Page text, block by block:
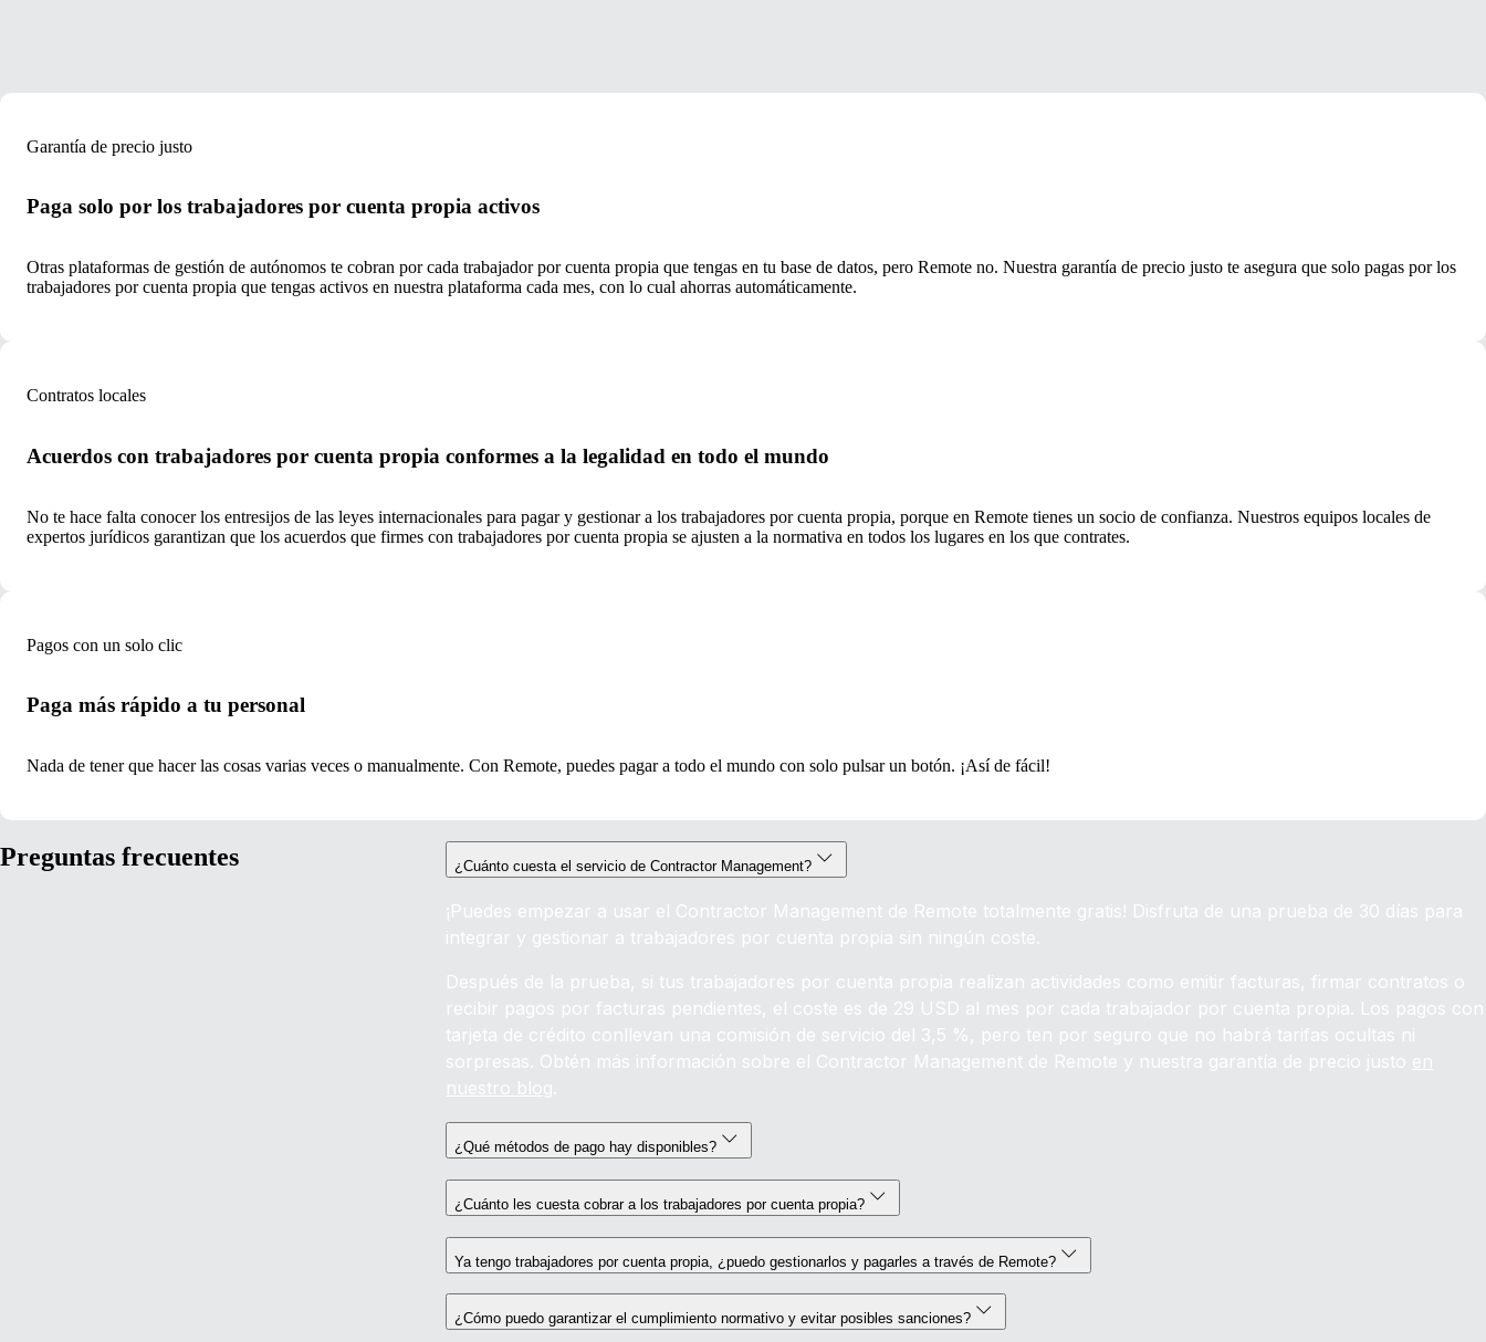
Garantía de precio justo
Paga solo por los trabajadores por cuenta propia activos
Otras plataformas de gestión de autónomos te cobran por cada trabajador por cuenta propia que tengas en tu base de datos, pero Remote no. Nuestra garantía de precio justo te asegura que solo pagas por los
trabajadores por cuenta propia que tengas activos en nuestra plataforma cada mes, con lo cual ahorras automáticamente.
Contratos locales
Acuerdos con trabajadores por cuenta propia conformes a la legalidad en todo el mundo
No te hace falta conocer los entresijos de las leyes internacionales para pagar y gestionar a los trabajadores por cuenta propia, porque en Remote tienes un socio de confianza. Nuestros equipos locales de
expertos jurídicos garantizan que los acuerdos que firmes con trabajadores por cuenta propia se ajusten a la normativa en todos los lugares en los que contrates.
Pagos con un solo clic
Paga más rápido a tu personal
Nada de tener que hacer las cosas varias veces o manualmente. Con Remote, puedes pagar a todo el mundo con solo pulsar un botón. ¡Así de fácil!
Preguntas frecuentes ¿Cuánto cuesta el servicio de Contractor Management?
¡Puedes empezar a usar el Contractor Management de Remote totalmente gratis! Disfruta de una prueba de 30 días para
integrar y gestionar a trabajadores por cuenta propia sin ningún coste.
Después de la prueba, si tus trabajadores por cuenta propia realizan actividades como emitir facturas, firmar contratos o
recibir pagos por facturas pendientes, el coste es de 29 USD al mes por cada trabajador por cuenta propia. Los pagos con
tarjeta de crédito conllevan una comisión de servicio del 3,5 %, pero ten por seguro que no habrá tarifas ocultas ni
sorpresas. Obtén más información sobre el Contractor Management de Remote y nuestra garantía de precio justo en
nuestro blog
¿Qué métodos de pago hay disponibles?
¿Cuánto les cuesta cobrar a los trabajadores por cuenta propia?
Ya tengo trabajadores por cuenta propia, ¿puedo gestionarlos y pagarles a través de Remote?
¿Cómo puedo garantizar el cumplimiento normativo y evitar posibles sanciones?